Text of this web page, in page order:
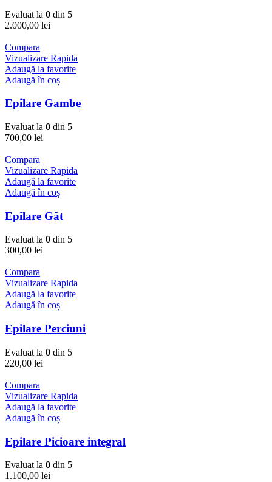
Evaluat la 0 din 5
2.000,00 lei
Compara
Vizualizare Rapida
Adaugă la favorite
Adaugă în coș
Epilare Gambe
Evaluat la 0 din 5
700,00 lei
Compara
Vizualizare Rapida
Adaugă la favorite
Adaugă în coș
Epilare Gât
Evaluat la 0 din 5
300,00 lei
Compara
Vizualizare Rapida
Adaugă la favorite
Adaugă în coș
Epilare Perciuni
Evaluat la 0 din 5
220,00 lei
Compara
Vizualizare Rapida
Adaugă la favorite
Adaugă în coș
Epilare Picioare integral
Evaluat la 0 din 5
1.100,00 lei